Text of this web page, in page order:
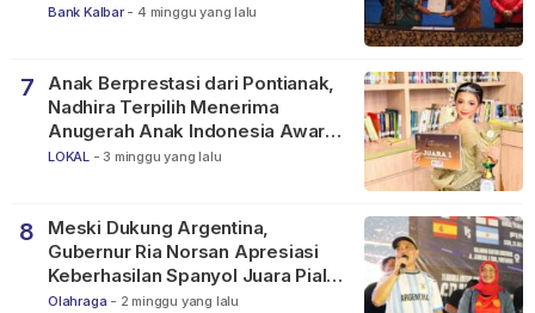
Bank Kalbar - 4 minggu yang lalu
7
Anak Berprestasi dari Pontianak,
Nadhira Terpilih Menerima
Anugerah Anak Indonesia Awards
2026
LOKAL - 3 minggu yang lalu
8
Meski Dukung Argentina,
Gubernur Ria Norsan Apresiasi
Keberhasilan Spanyol Juara Piala
Dunia FIFA 2026
Olahraga - 2 minggu yang lalu